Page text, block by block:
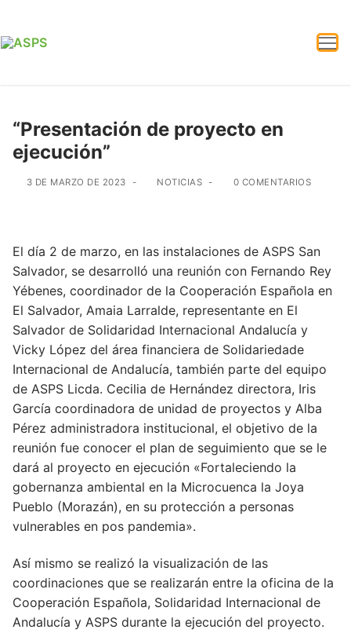
“Presentación de proyecto en
ejecución”
3 DE MARZO DE 2023 - NOTICIAS - 0 COMENTARIOS
El día 2 de marzo, en las instalaciones de ASPS San
Salvador, se desarrolló una reunión con Fernando Rey
Yébenes, coordinador de la Cooperación Española en
El Salvador, Amaia Larralde, representante en El
Salvador de Solidaridad Internacional Andalucía y
Vicky López del área financiera de Solidariedade
Internacional de Andalucía, también parte del equipo
de ASPS Licda. Cecilia de Hernández directora, Iris
García coordinadora de unidad de proyectos y Alba
Pérez administradora institucional, el objetivo de la
reunión fue conocer el plan de seguimiento que se le
dará al proyecto en ejecución «Fortaleciendo la
gobernanza ambiental en la Microcuenca la Joya
Pueblo (Morazán), en su protección a personas
vulnerables en pos pandemia».
Así mismo se realizó la visualización de las
coordinaciones que se realizarán entre la oficina de la
Cooperación Española, Solidaridad Internacional de
Andalucía y ASPS durante la ejecución del proyecto.